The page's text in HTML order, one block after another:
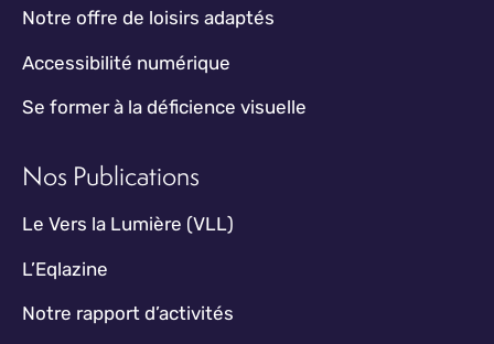
Notre offre de loisirs adaptés
Accessibilité numérique
Se former à la déficience visuelle
Nos Publications
Le Vers la Lumière (VLL)
L’Eqlazine
Notre rapport d’activités